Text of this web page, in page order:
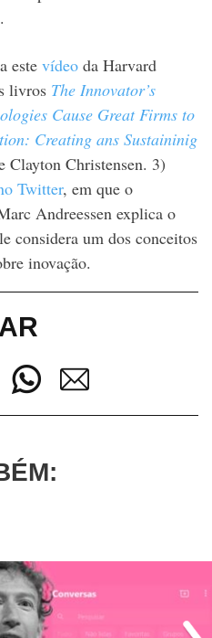
este vídeo da Harvard
livros The Innovator’s
Cause Great Firms to
Creating ans Sustaininig
Clayton Christensen. 3)
Twitter, em que o
Andreessen explica o
considera um dos conceitos
inovação.